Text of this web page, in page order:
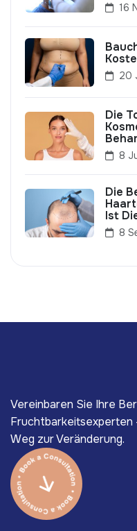
16
20
Die
8
Die
Ist
8
Vereinbaren Sie Ihre
Fruchtbarkeitsexperten
Weg zur Veränderung.